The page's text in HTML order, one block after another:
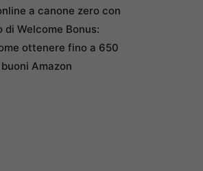
a canone zero con
di Welcome Bonus:
ottenere fino a 650
Amazon